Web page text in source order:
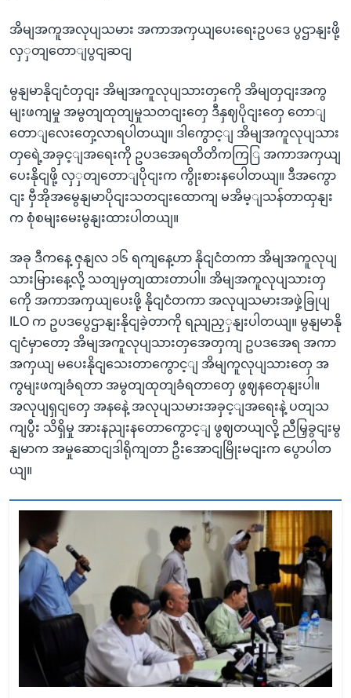
အိမျအကူအလုပျသမား အကာအကှယျပေးရေးဥပဒေ ပွဌာနျးဖို့
လှှတျတောျပွငျဆငျ
မွနျမာနိုငျငံတှငျး အိမျအကူလုပျသားတှကေို အိမျတှငျးအကွ
မျးဖကျမှု အမွတျထုတျမှုသတငျးတှေ ဒီနှဈပိုငျးတှေ တောျ
တောျလေးတှေ့လာရပါတယျ။ ဒါကွောင့ျ အိမျအကူလုပျသား
တှရေဲ့အခှင့ျအရေးကို ဥပဒအေရတိတိကကြြ အကာအကှယျ
ပေးနိုငျဖို့ လှှတျတောျပိုငျးက ကွိုးစားနပေါတယျ။ ဒီအကွော
ငျး ဗှီအိုအမွေနျမာပိုငျးသတငျးထောကျ မအိမ့ျသန်တာထှနျး
က စုံစမျးမေးမွနျးထားပါတယျ။
အခု ဒီကနေ့ ဇှနျလ ၁၆ ရကျနေ့ဟာ နိုငျငံတကာ အိမျအကူလုပျ
သားမြားနေ့လို့ သတျမှတျထားတာပါ။ အိမျအကူလုပျသားတှ
ကေို အကာအကှယျပေးဖို့ နိုငျငံတကာ အလုပျသမားအဖှဲ့ခြုပျ
ILO က ဥပဒပွေဌာနျးနိုငျခဲ့တာကို ရညျညှှနျးပါတယျ။ မွနျမာနို
ငျငံမှာတော့ အိမျအကူလုပျသားတှအေတှကျ ဥပဒအေရ အကာ
အကှယျ မပေးနိုငျသေးတာကွောင့ျ အိမျကူလုပျသားတှေ အ
ကွမျးဖကျခံရတာ အမွတျထုတျခံရတာတှေ ဖွဈနတေုနျးပါ။
အလုပျရှငျတှေ အနနေဲ့ အလုပျသမားအခှင့ျအရေးနဲ့ ပတျသ
ကျပွီး သိရှိမှု အားနညျးနတောကွောင့ျ ဖွဈတယျလို့ ညီမြှခွငျးမွ
နျမာက အမှုဆောငျဒါရိုကျတာ ဦးအောငျမြိုးမငျးက ပွောပါတ
ယျ။